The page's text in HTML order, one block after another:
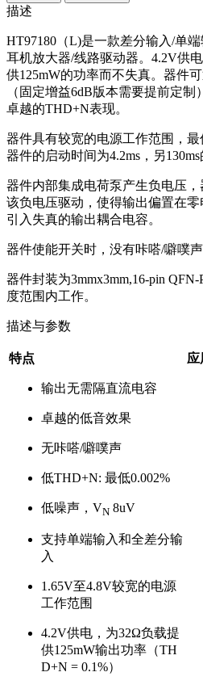
描述
HT97180（L)是一款差分输入/单
耳机放大器/线路驱动器。4.2V供
供125mW的功率而不失真。器件
（固定增益6dB版本需要提前定
卓越的THD+N表现。
器件具有较宽的电源工作范围，最
器件的启动时间为4.2ms，另
器件内部集成电荷泵产生负电压
该负电压驱动，使得输出偏置在
引入失真的输出耦合电容。
器件使能开关时，没有咔嗒/噼噗声
器件封装为3mmx3mm,16-pin QFN-
度范围内工作。
描述与参数
特点
输出无需隔直流电容
卓越的低音效果
无咔嗒/噼噗声
低THD+N: 最低0.002%
低噪声，VN 8uV
支持单端输入和全差分输
入
1.65V至4.8V较宽的电源
工作范围
4.2V供电，为32Ω负载提
供125mW输出功率（TH
D+N = 0.1%）
应